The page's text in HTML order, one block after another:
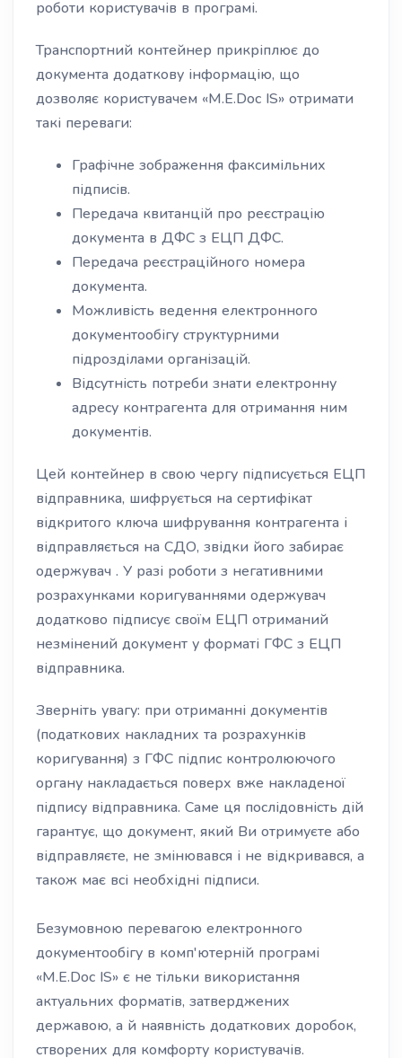
роботи користувачів в програмі.
Транспортний контейнер прикріплює до
документа додаткову інформацію, що
дозволяє користувачем «M.E.Doc IS» отримати
такі переваги:
Графічне зображення факсимільних
підписів.
Передача квитанцій про реєстрацію
документа в ДФС з ЕЦП ДФС.
Передача реєстраційного номера
документа.
Можливість ведення електронного
документообігу структурними
підрозділами організацій.
Відсутність потреби знати електронну
адресу контрагента для отримання ним
документів.
Цей контейнер в свою чергу підписується ЕЦП
відправника, шифрується на сертифікат
відкритого ключа шифрування контрагента і
відправляється на СДО, звідки його забирає
одержувач . У разі роботи з негативними
розрахунками коригуваннями одержувач
додатково підписує своїм ЕЦП отриманий
незмінений документ у форматі ГФС з ЕЦП
відправника.
Зверніть увагу: при отриманні документів
(податкових накладних та розрахунків
коригування) з ГФС підпис контролюючого
органу накладається поверх вже накладеної
підпису відправника. Саме ця послідовність дій
гарантує, що документ, який Ви отримуєте або
відправляєте, не змінювався і не відкривався, а
також має всі необхідні підписи.
Безумовною перевагою електронного
документообігу в комп'ютерній програмі
«M.E.Doc IS» є не тільки використання
актуальних форматів, затверджених
державою, а й наявність додаткових доробок,
створених для комфорту користувачів.